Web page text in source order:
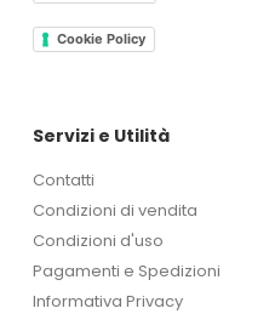
Cookie Policy
Servizi e Utilità
Contatti
Condizioni di vendita
Condizioni d'uso
Pagamenti e Spedizioni
Informativa Privacy